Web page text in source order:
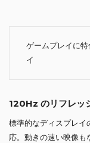
ゲームプレイに
イ
120Hz のリフレッ
標準的なディスプレイ
応。動きの速い映像も